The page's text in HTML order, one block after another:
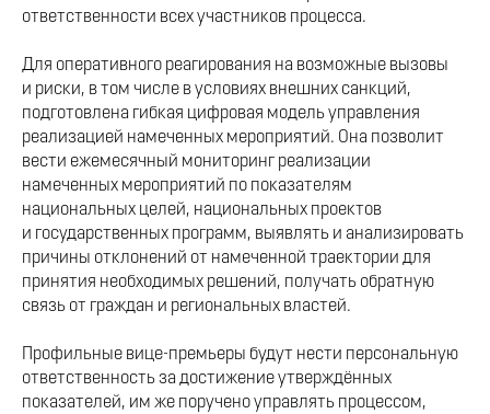
ответственности всех участников процесса.
Для оперативного реагирования на возможные вызовы
и риски, в том числе в условиях внешних санкций,
подготовлена гибкая цифровая модель управления
реализацией намеченных мероприятий. Она позволит
вести ежемесячный мониторинг реализации
намеченных мероприятий по показателям
национальных целей, национальных проектов
и государственных программ, выявлять и анализировать
причины отклонений от намеченной траектории для
принятия необходимых решений, получать обратную
связь от граждан и региональных властей.
Профильные вице-премьеры будут нести персональную
ответственность за достижение утверждённых
показателей, им же поручено управлять процессом,